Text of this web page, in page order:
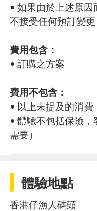
• 如果由於上述原
不接受任何預訂變更
費用包含：
• 訂購之方案
費用不包含：
• 以上未提及的消費
• 體驗不包括保險
需要）
體驗地點
香港仔漁人碼頭